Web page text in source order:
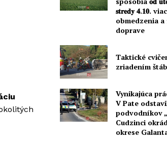
𝐬𝐭𝐫𝐞𝐝𝐲 𝟒.𝟏𝟎.
obmedzenia a
doprave
Taktické
zriadením
Vynikajúca
V Pate
podvodníkov
Cudzinci
okrese